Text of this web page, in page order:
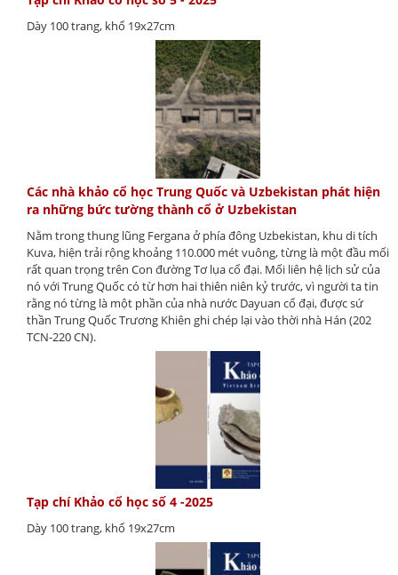
Dày 100 trang, khổ 19x27cm
Các nhà khảo cổ học Trung Quốc và Uzbekistan phát hiện
ra những bức tường thành cổ ở Uzbekistan
Nằm trong thung lũng Fergana ở phía đông Uzbekistan, khu di tích
Kuva, hiện trải rộng khoảng 110.000 mét vuông, từng là một đầu mối
rất quan trọng trên Con đường Tơ lụa cổ đại. Mối liên hệ lịch sử của
nó với Trung Quốc có từ hơn hai thiên niên kỷ trước, vì người ta tin
rằng nó từng là một phần của nhà nước Dayuan cổ đại, được sứ
thần Trung Quốc Trương Khiên ghi chép lại vào thời nhà Hán (202
TCN-220 CN).
Tạp chí Khảo cổ học số 4 -2025
Dày 100 trang, khổ 19x27cm